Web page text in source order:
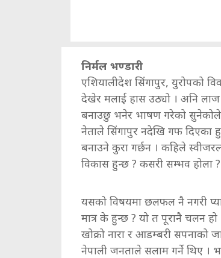
निर्मल भण्डारी
एशियालीदेश सिंगापुर, युरोपको
देखेर मलाई हास उठ्यो । अनि लाज
बनाउछु भनेर भाषण गरेको सुनेकोले
नेताले सिंगापुर नदेखि गफ दिएका
बनाउने कुरा गर्छन । कहिले
विकास हुन्छ ? कसरी सम्भव होला ?
यसको विषयमा छलफल नै नगरी
मात्र के हुन्छ ? यो त पूरानै चलन
खोक्रो नारा र आडम्बरी सपनाको
नेपाली जनताले सलाम गर्ने थिए ।